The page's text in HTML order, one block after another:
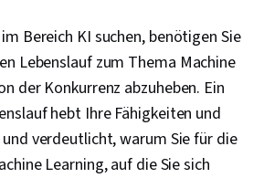
Bereich KI suchen, benötigen Sie
Lebenslauf zum Thema Machine
der Konkurrenz abzuheben. Ein
hebt Ihre Fähigkeiten und
verdeutlicht, warum Sie für die
Learning, auf die Sie sich